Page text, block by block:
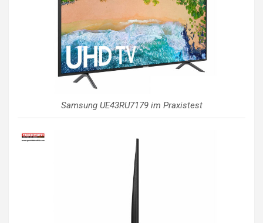
Samsung UE43RU7179 im Praxistest